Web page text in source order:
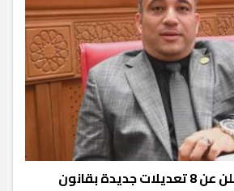
إسكان النواب تعلن عن 8 تعديلات جديدة بقانون